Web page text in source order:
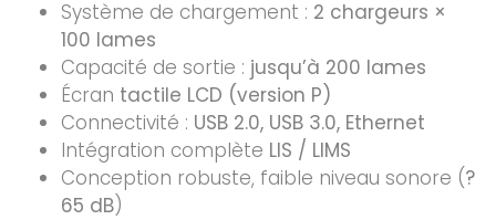
Système de chargement : 2 chargeurs ×
100 lames
Capacité de sortie : jusqu’à 200 lames
Écran tactile LCD (version P)
Connectivité : USB 2.0, USB 3.0, Ethernet
Intégration complète LIS / LIMS
Conception robuste, faible niveau sonore (?
65 dB)